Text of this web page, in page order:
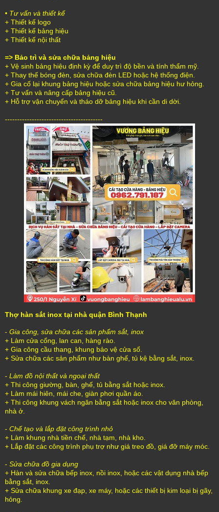
• Tư vấn và thiết kế
+ Thiết kế logo
+ Thiết kế bảng hiệu
+ Thiết kế nội thất
=> Bảo trì và sửa chữa bảng hiệu
+ Vệ sinh bảng hiệu định kỳ để duy trì độ bền và tính thẩm mỹ.
+ Thay thế bóng đèn, sửa chữa đèn LED hoặc hệ thống điện.
+ Gia cố lại khung bảng hiệu hoặc sửa chữa bảng hiệu hư hỏng.
+ Tư vấn và nâng cấp bảng hiệu cũ.
+ Hỗ trợ vận chuyển và tháo dỡ bảng hiệu khi cần di dời.
----------------------------------------
Thợ hàn sắt inox tại nhà quận Bình Thạnh
- Gia công, sửa chữa các sản phẩm sắt, inox
+ Làm cửa cổng, lan can, hàng rào.
+ Gia công cầu thang, khung bảo vệ cửa sổ.
+ Sửa chữa các sản phẩm như bàn ghế, tủ kệ bằng sắt, inox.
- Làm đồ nội thất và ngoại thất
+ Thi công giường, bàn, ghế, tủ bằng sắt hoặc inox.
+ Làm mái hiên, mái che, giàn phơi quần áo.
+ Thi công khung vách ngăn bằng sắt hoặc inox cho văn phòng,
nhà ở.
- Chế tạo và lắp đặt công trình nhỏ
+ Làm khung nhà tiền chế, nhà tạm, nhà kho.
+ Lắp đặt các công trình phụ trợ như giá treo đồ, giá đỡ máy móc.
- Sửa chữa đồ gia dụng
+ Hàn và sửa chữa bếp inox, nồi inox, hoặc các vật dụng nhà bếp
bằng sắt, inox.
+ Sửa chữa khung xe đạp, xe máy, hoặc các thiết bị kim loại bị gãy,
hỏng.